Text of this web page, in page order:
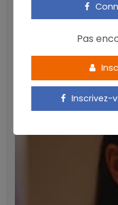
cardiométabolique
Pas
Inscrivez-